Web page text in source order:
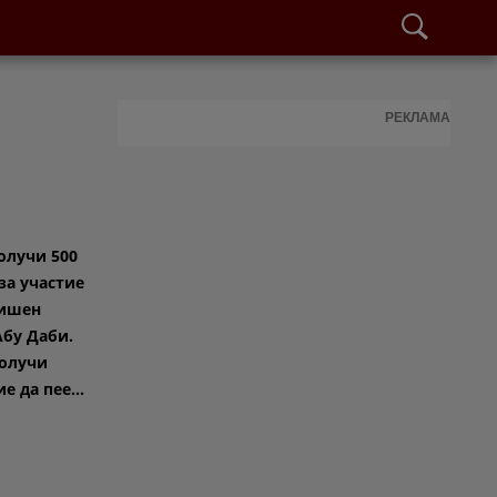
500
участие
Даби.
да пее...
РЕКЛАМА